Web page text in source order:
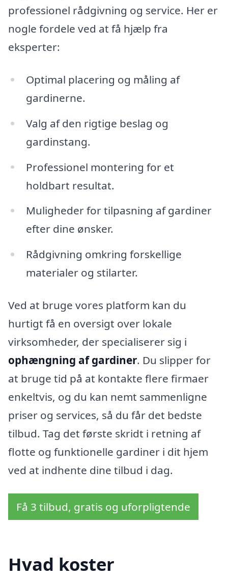
professionel rådgivning og service. Her er
nogle fordele ved at få hjælp fra
eksperter:
Optimal placering og måling af
gardinerne.
Valg af den rigtige beslag og
gardinstang.
Professionel montering for et
holdbart resultat.
Muligheder for tilpasning af gardiner
efter dine ønsker.
Rådgivning omkring forskellige
materialer og stilarter.
Ved at bruge vores platform kan du
hurtigt få en oversigt over lokale
virksomheder, der specialiserer sig i
ophængning af gardiner. Du slipper for
at bruge tid på at kontakte flere firmaer
enkeltvis, og du kan nemt sammenligne
priser og services, så du får det bedste
tilbud. Tag det første skridt i retning af
flotte og funktionelle gardiner i dit hjem
ved at indhente dine tilbud i dag.
Få 3 tilbud, gratis og uforpligtende
Hvad koster